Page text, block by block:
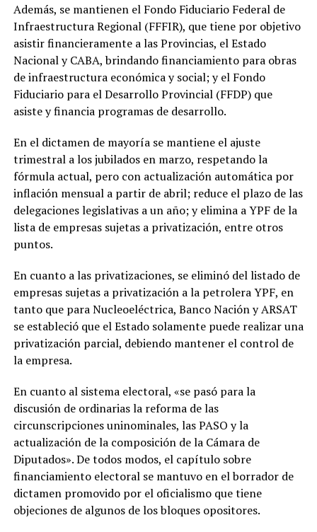
Además, se mantienen el Fondo Fiduciario Federal de
Infraestructura Regional (FFFIR), que tiene por objetivo
asistir financieramente a las Provincias, el Estado
Nacional y CABA, brindando financiamiento para obras
de infraestructura económica y social; y el Fondo
Fiduciario para el Desarrollo Provincial (FFDP) que
asiste y financia programas de desarrollo.
En el dictamen de mayoría se mantiene el ajuste
trimestral a los jubilados en marzo, respetando la
fórmula actual, pero con actualización automática por
inflación mensual a partir de abril; reduce el plazo de las
delegaciones legislativas a un año; y elimina a YPF de la
lista de empresas sujetas a privatización, entre otros
puntos.
En cuanto a las privatizaciones, se eliminó del listado de
empresas sujetas a privatización a la petrolera YPF, en
tanto que para Nucleoeléctrica, Banco Nación y ARSAT
se estableció que el Estado solamente puede realizar una
privatización parcial, debiendo mantener el control de
la empresa.
En cuanto al sistema electoral, «se pasó para la
discusión de ordinarias la reforma de las
circunscripciones uninominales, las PASO y la
actualización de la composición de la Cámara de
Diputados». De todos modos, el capítulo sobre
financiamiento electoral se mantuvo en el borrador de
dictamen promovido por el oficialismo que tiene
objeciones de algunos de los bloques opositores.